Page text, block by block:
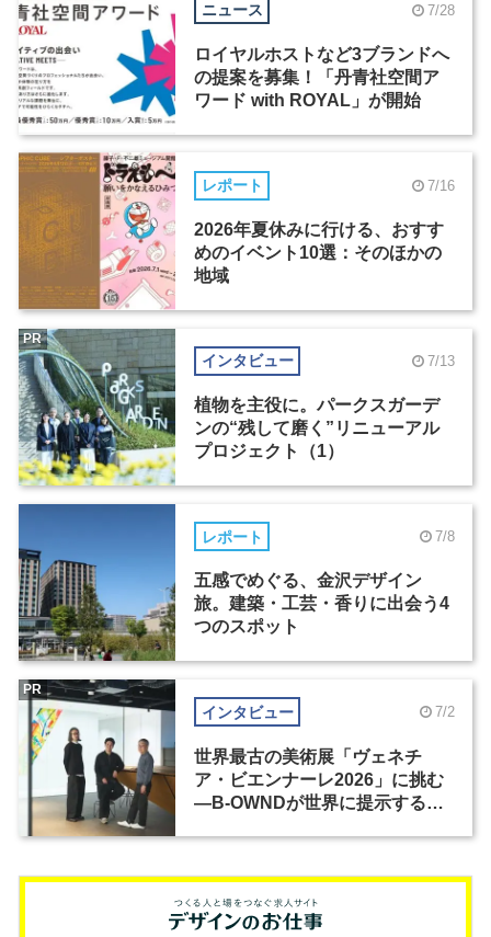
ニュース 7/28
ロイヤルホストなど3ブランドへ
の提案を募集！「丹青社空間ア
ワード with ROYAL」が開始
レポート 7/16
2026年夏休みに行ける、おすす
めのイベント10選：そのほかの
地域
インタビュー 7/13
植物を主役に。パークスガーデ
ンの“残して磨く”リニューアル
プロジェクト（1）
PR
レポート 7/8
五感でめぐる、金沢デザイン
旅。建築・工芸・香りに出会う4
つのスポット
インタビュー 7/2
世界最古の美術展「ヴェネチ
ア・ビエンナーレ2026」に挑む
―B-OWNDが世界に提示する美
PR